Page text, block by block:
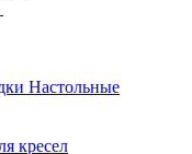
Настольные